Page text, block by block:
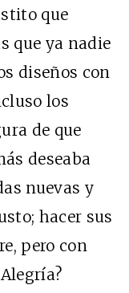
que
que ya nadie
diseños con
los
de que
deseaba
nuevas y
hacer sus
pero con